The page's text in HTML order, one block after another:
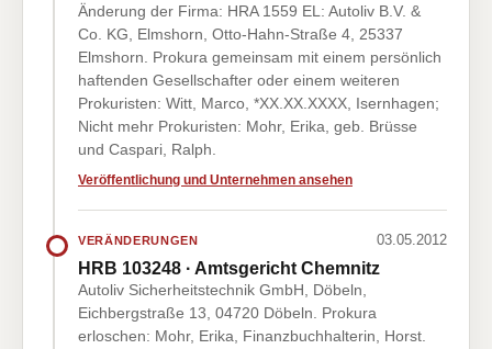
Änderung der Firma: HRA 1559 EL: Autoliv B.V. &
Co. KG, Elmshorn, Otto-Hahn-Straße 4, 25337
Elmshorn. Prokura gemeinsam mit einem persönlich
haftenden Gesellschafter oder einem weiteren
Prokuristen: Witt, Marco, *XX.XX.XXXX, Isernhagen;
Nicht mehr Prokuristen: Mohr, Erika, geb. Brüsse
und Caspari, Ralph.
Veröffentlichung und Unternehmen ansehen
VERÄNDERUNGEN 03.05.2012
HRB 103248 · Amtsgericht Chemnitz
Autoliv Sicherheitstechnik GmbH, Döbeln,
Eichbergstraße 13, 04720 Döbeln. Prokura
erloschen: Mohr, Erika, Finanzbuchhalterin, Horst.